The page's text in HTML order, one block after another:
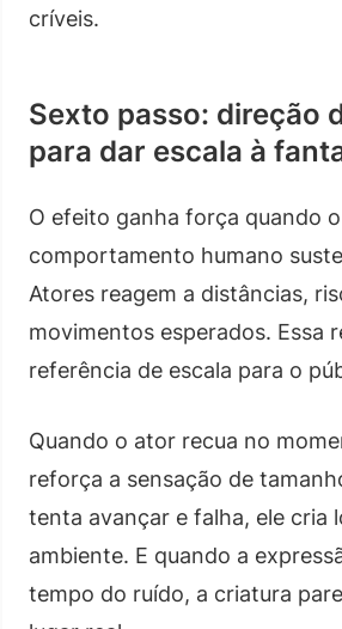
críveis.
Sexto passo: direção
para dar escala à
O efeito ganha força quando o
comportamento humano
Atores reagem a distâncias,
movimentos esperados. Essa
referência de escala para o
Quando o ator recua no
reforça a sensação de
tenta avançar e falha, ele cria
ambiente. E quando a
tempo do ruído, a criatura